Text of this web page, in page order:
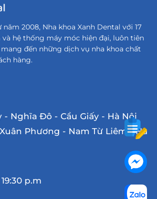
2008, Nha khoa Xanh Dental với 17
hệ thống máy móc hiện đại, luôn tiên
đến những dịch vụ nha khoa chất
hàng.
- Nghĩa Đô - Cầu Giấy - Hà Nội
Phương - Nam Từ Liêm - Hà
p.m